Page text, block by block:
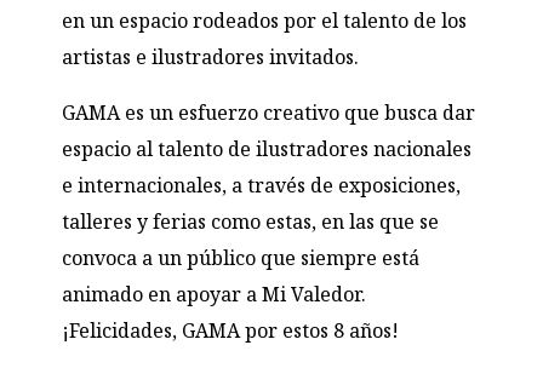
en un espacio rodeados por el talento de los
artistas e ilustradores invitados.
GAMA es un esfuerzo creativo que busca dar
espacio al talento de ilustradores nacionales
e internacionales, a través de exposiciones,
talleres y ferias como estas, en las que se
convoca a un público que siempre está
animado en apoyar a Mi Valedor.
¡Felicidades, GAMA por estos 8 años!